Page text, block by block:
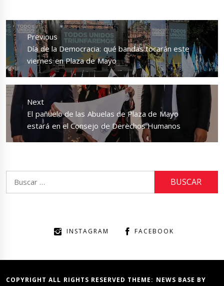
Navegación
de
entradas
Previous
Previous
post:
Día de la Democracia: qué bandas tocarán este
viernes en Plaza de Mayo
Next
Next
post:
El pañuelo de las Abuelas de Plaza de Mayo
estará en el Consejo de Derechos Humanos
INSTAGRAM FACEBOOK
COPYRIGHT ALL RIGHTS RESERVED THEME: NEWS BASE BY